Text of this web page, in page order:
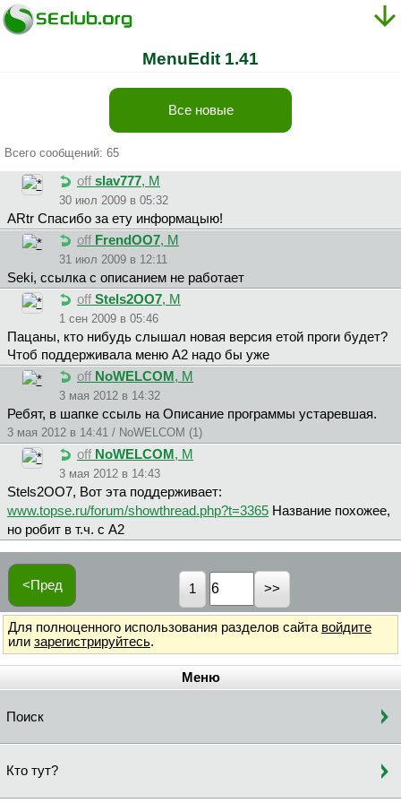
MenuEdit 1.41
Все новые
Всего сообщений: 65
off slav777, М
30 июл 2009 в 05:32
ARtr Спасибо за ету информацыю!
off FrendOO7, М
31 июл 2009 в 12:11
Seki, ссылка с описанием не работает
off Stels2OO7, М
1 сен 2009 в 05:46
Пацаны, кто нибудь слышал новая версия етой проги будет?
Чтоб поддерживала меню А2 надо бы уже
off NoWELCOM , М
3 мая 2012 в 14:32
Ребят, в шапке ссыль на Описание программы устаревшая.
3 мая 2012 в 14:41 / NoWELCOM (1)
off NoWELCOM , М
3 мая 2012 в 14:43
Stels2OO7, Вот эта поддерживает:
www.topse.ru/forum/showthread.php?t=3365 Название похожее,
но робит в т.ч. с А2
<Пред 1
Для полноценного использования разделов сайта войдите
или зарегистрируйтесь.
Меню
Поиск
Кто тут?